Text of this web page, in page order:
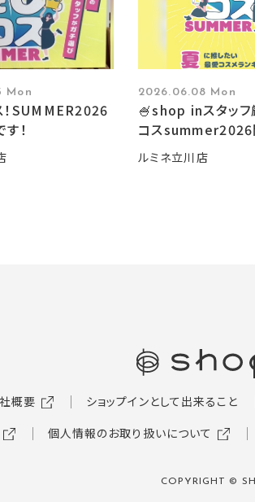
Mon
！SUMMER2026
！
2026.06.08 Mon
🍧shop inスタッフ
コスsummer2026
🍧
ルミネ立川店
概要 ショップインとして出来ること
個人情報のお取り扱いについて
COPYRIGHT ©